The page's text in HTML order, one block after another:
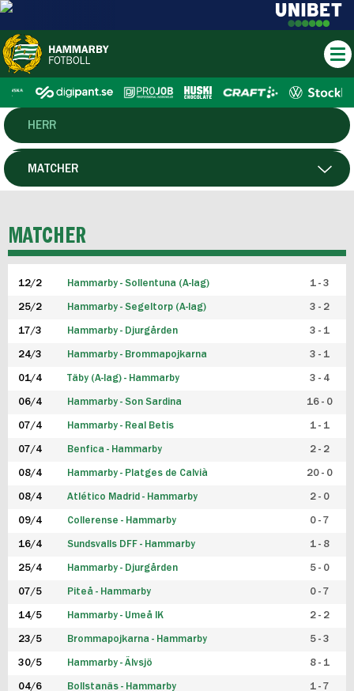
HERR
DAM
P19
F19
FUTSAL HERR
FUTSAL DAM
MATCHER
MATCHER
12/2 Hammarby - Sollentuna (A-lag) 1 - 3
25/2 Hammarby - Segeltorp (A-lag) 3 - 2
17/3 Hammarby - Djurgården 3 - 1
24/3 Hammarby - Brommapojkarna 3 - 1
01/4 Täby (A-lag) - Hammarby 3 - 4
06/4 Hammarby - Son Sardina 16 - 0
07/4 Hammarby - Real Betis 1 - 1
07/4 Benfica - Hammarby 2 - 2
08/4 Hammarby - Platges de Calvià 20 - 0
08/4 Atlético Madrid - Hammarby 2 - 0
09/4 Collerense - Hammarby 0 - 7
16/4 Sundsvalls DFF - Hammarby 1 - 8
25/4 Hammarby - Djurgården 5 - 0
07/5 Piteå - Hammarby 0 - 7
14/5 Hammarby - Umeå IK 2 - 2
23/5 Brommapojkarna - Hammarby 5 - 3
30/5 Hammarby - Älvsjö 8 - 1
04/6 Bollstanäs - Hammarby 1 - 7